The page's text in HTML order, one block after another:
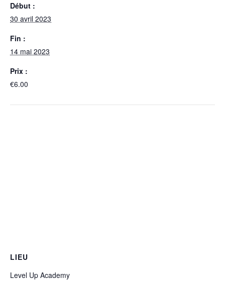
Début :
30 avril 2023
Fin :
14 mai 2023
Prix :
€6.00
LIEU
Level Up Academy